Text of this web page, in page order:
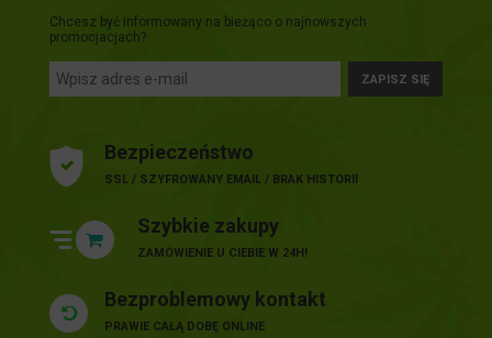
Chcesz być informowany na bieżąco o najnowszych
promocjacjach?
ZAPISZ SIĘ
Bezpieczeństwo
SSL / SZYFROWANY EMAIL / BRAK HISTORII
Szybkie zakupy
ZAMÓWIENIE U CIEBIE W 24H!
Bezproblemowy kontakt
PRAWIE CAŁĄ DOBĘ ONLINE